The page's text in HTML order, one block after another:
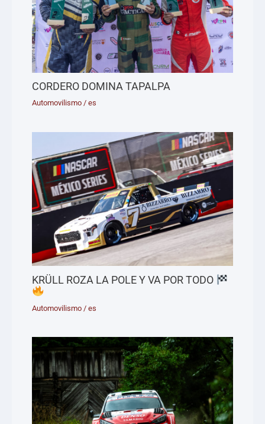
CORDERO DOMINA TAPALPA
Automovilismo /es
KRÜLL ROZA LA POLE Y VA POR TODO
Automovilismo /es